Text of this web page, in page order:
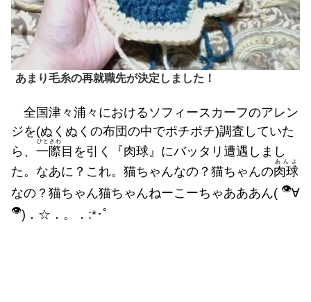
あまり毛糸の再就職先が決定しました！
全国津々浦々におけるソフィースカーフのアレン
ジを(ぬくぬくの布団の中でポチポチ)調査していた
ら、 一際
ひときわ
目を引く『肉球』にバッタリ遭遇しまし
た。なあに？これ。猫ちゃんなの？猫ちゃんの肉球
あんよ
なの？猫ちゃん猫ちゃんねーこーちゃあああん( 👁️∀
👁️)．☆．。．:*･ﾟ